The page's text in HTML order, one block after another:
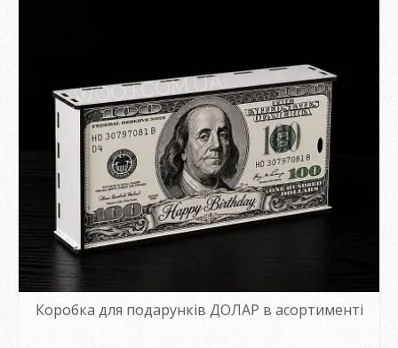
Коробка для подарунків ДОЛАР в асортименті